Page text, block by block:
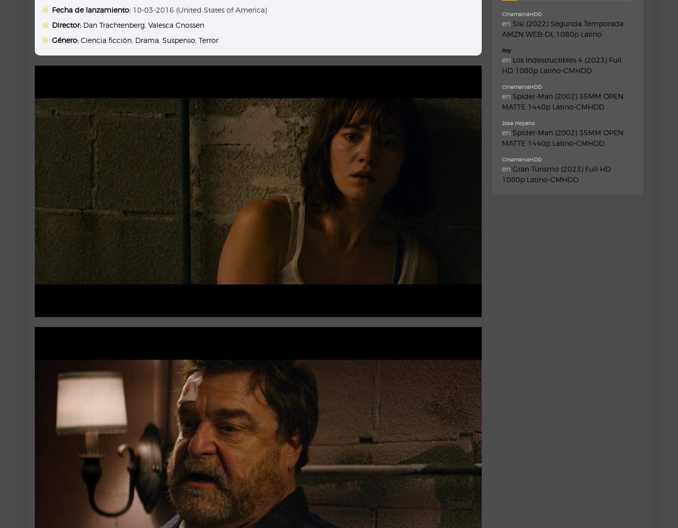
Fecha de lanzamiento: 10-03-2016 (United States of America)
Director: Dan Trachtenberg ,Valesca Cnossen
Género: Ciencia ficción Drama ,Suspenso ,Terror
CinemaniaHDD
en Sisi (2022) Segunda Temporada
AMZN WEB-DL 1080p Latino
Roy
en Los Indestructibles 4 (2023) Full
HD 1080p Latino-CMHDD
CinemaniaHDD
en Spider-Man (2002) 35MM OPEN
MATTE 1440p Latino-CMHDD
Jose moyano
en Spider-Man (2002) 35MM OPEN
MATTE 1440p Latino-CMHDD
CinemaniaHDD
en Gran Turismo (2023) Full HD
1080p Latino-CMHDD